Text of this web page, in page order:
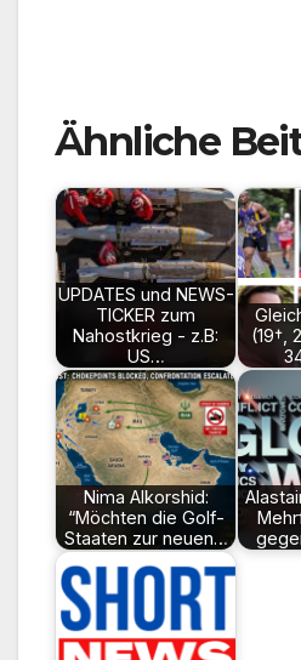
Ähnliche
UPDATES und NEWS-
TICKER zum
Nahostkrieg - z.B:
US…
(19†,
Nima Alkorshid:
“Möchten die Golf-
Staaten zur neuen…